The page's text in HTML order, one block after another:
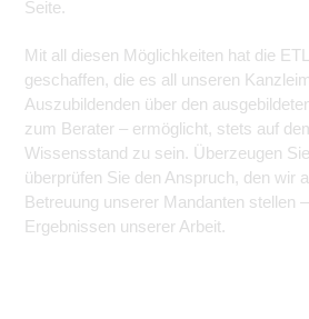
Seite.
Mit all diesen Möglichkeiten hat die
geschaffen, die es all unseren
Auszubildenden über den
zum Berater – ermöglicht, stets auf
Wissensstand zu sein. Überzeugen
überprüfen Sie den Anspruch, den wir
Betreuung unserer Mandanten stellen
Ergebnissen unserer Arbeit.